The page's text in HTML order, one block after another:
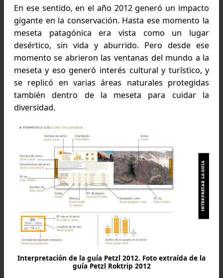
Luego de una tarea intensa de
recopilación de antecedentes, el 6 de diciembre
2006 se registró la ley que estableció a
Parada como un Área Natural Protegida
provincia de Chubut para proteger este
ambiente volcánico, pero principalmente el
Chubut. Se expropió básicamente para que no
Cumbre de Piedra Parada. Es accesible por varias vías
dificultad 7 y 7b+. Algunas vías están equipadas.
comentaron que en la cumbre se puede encontrar